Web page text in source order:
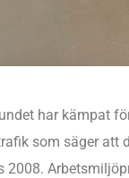
har kämpat
som säger att
2008.